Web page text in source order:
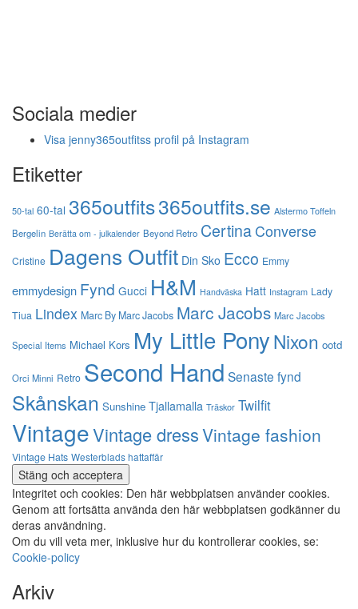
Sociala medier
Visa jenny365outfitss profil på Instagram
Etiketter
50-tal 60-tal 365outfits365outfits.se Alstermo Toffeln
Bergelin Berätta om - julkalender Beyond Retro CertinaConverse
Cristine Dagens Outfit Din Sko Ecco Emmy
emmydesign Fynd Gucci H&M Handväska Hatt Instagram Lady
Tiua Lindex Marc By Marc Jacobs Marc Jacobs Marc Jacobs
Special Items Michael Kors My Little PonyNixon ootd
Orci Minni Retro Second Hand Senaste fynd
Skånskan Sunshine Tjallamalla Träskor Twilfit
VintageVintage dressVintage fashion
Vintage Hats Westerblads hattaffär
Integritet och cookies: Den här webbplatsen använder cookies.
Genom att fortsätta använda den här webbplatsen godkänner du
deras användning.
Om du vill veta mer, inklusive hur du kontrollerar cookies, se:
Cookie-policy
Arkiv